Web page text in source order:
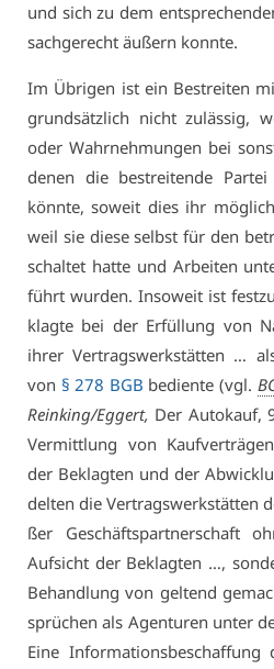
und sich zu dem
sach­ge­recht äu­ßern konn­te.
Im Üb­ri­gen ist ein Be­strei­ten
grund­sätz­lich nicht zu­läs­sig,
oder Wahr­neh­mun­gen bei
de­nen die be­strei­ten­de
könn­te, so­weit dies ihr
weil sie die­se selbst für den
schal­tet hat­te und Ar­bei­ten
führt wur­den. In­so­weit ist
klag­te bei der Er­fül­lung von
ih­rer Ver­trags­werk­stät­ten …
von § 278 BGB be­dien­te (vgl.
Rein­king/Eg­gert, Der Au­to­kauf,
Ver­mitt­lung von
der Be­klag­ten und der
del­ten die Ver­trags­werk­stät­ten
ßer Ge­schäfts­part­ner­schaft
Auf­sicht der Be­klag­ten …,
Be­hand­lung von gel­tend
sprü­chen als Agen­tu­ren un­ter
Ei­ne